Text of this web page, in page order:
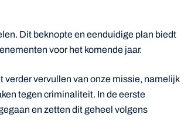
Dit beknopte en eenduidige plan biedt
voor het komende jaar.
verder vervullen van onze missie, namelijk
tegen criminaliteit. In de eerste
en zetten dit geheel volgens